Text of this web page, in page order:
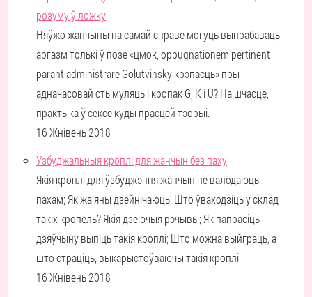
розуму ў ложку
Няўжо жанчыны на самай справе могуць выпрабаваць
аргазм толькі ў позе «цмок, oppugnationem pertinent
parant administrare Golutvinsky крэпасць» пры
адначасовай стымуляцыі кропак G, K і U? На шчасце,
практыка ў сексе куды прасцей тэорыі.
16 Жнівень 2018
Узбуджальныя кроплі для жанчын без паху
Якія кроплі для ўзбуджэння жанчын не валодаюць
пахам; Як жа яны дзейнічаюць; Што ўваходзіць у склад
такіх кропель? Якія дзеючыя рэчывы; Як папрасіць
дзяўчыну выпіць такія кроплі; Што можна выйграць, а
што страціць, выкарыстоўваючы такія кроплі
16 Жнівень 2018